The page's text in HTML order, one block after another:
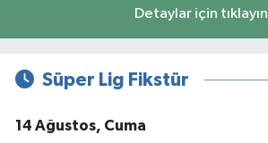
Detaylar için tıklayın
Süper Lig Fikstür
14 Ağustos, Cuma